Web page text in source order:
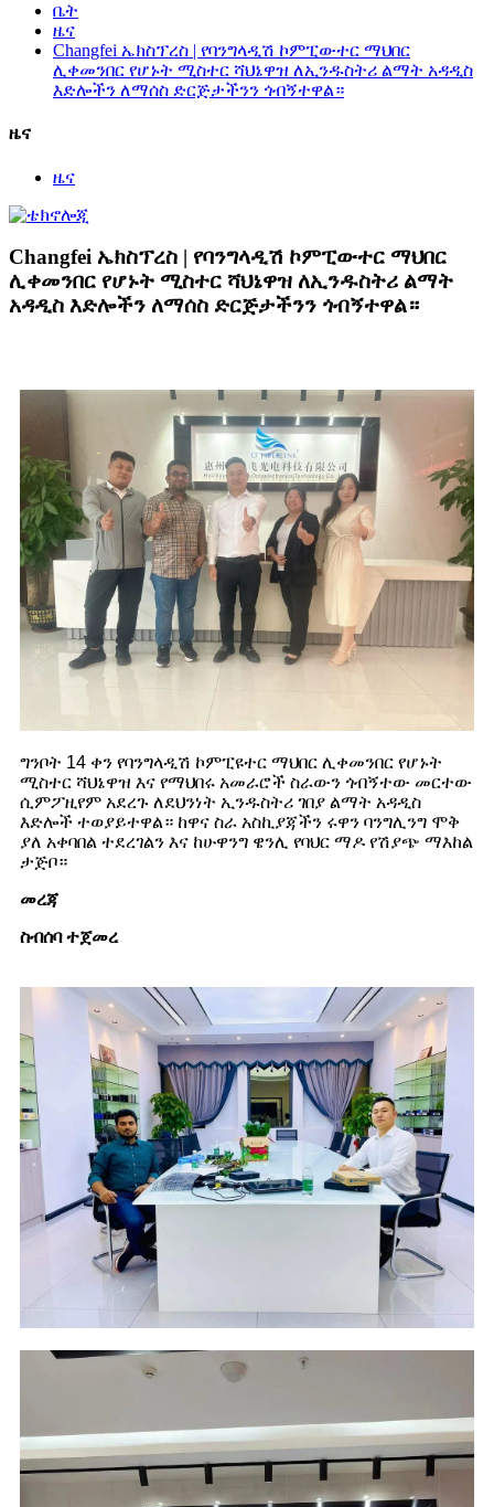
ቤት
ዜና
Changfei ኤክስፕረስ | የባንግላዲሽ ኮምፒውተር ማህበር
ሊቀመንበር የሆኑት ሚስተር ሻህኔዋዝ ለኢንዱስትሪ ልማት አዳዲስ
እድሎችን ለማሰስ ድርጅታችንን ጎብኝተዋል።
ዜና
ዜና
Changfei ኤክስፕረስ | የባንግላዲሽ ኮምፒውተር ማህበር
ሊቀመንበር የሆኑት ሚስተር ሻህኔዋዝ ለኢንዱስትሪ ልማት
አዳዲስ እድሎችን ለማሰስ ድርጅታችንን ጎብኝተዋል።
ግንቦት 14 ቀን የባንግላዲሽ ኮምፒዩተር ማህበር ሊቀመንበር የሆኑት
ሚስተር ሻህኔዋዝ እና የማህበሩ አመራሮች ስራውን ጎብኝተው መርተው
ሲምፖዚየም አደረጉ ለደህንነት ኢንዱስትሪ ገበያ ልማት አዳዲስ
እድሎች ተወያይተዋል። ከዋና ስራ አስኪያጃችን ሩዋን ባንግሊንግ ሞቅ
ያለ አቀባበል ተደረገልን እና ከሁዋንግ ዌንሊ የባህር ማዶ የሽያጭ ማእከል
ታጅቦ።
መረጃ
ስብሰባ ተጀመረ